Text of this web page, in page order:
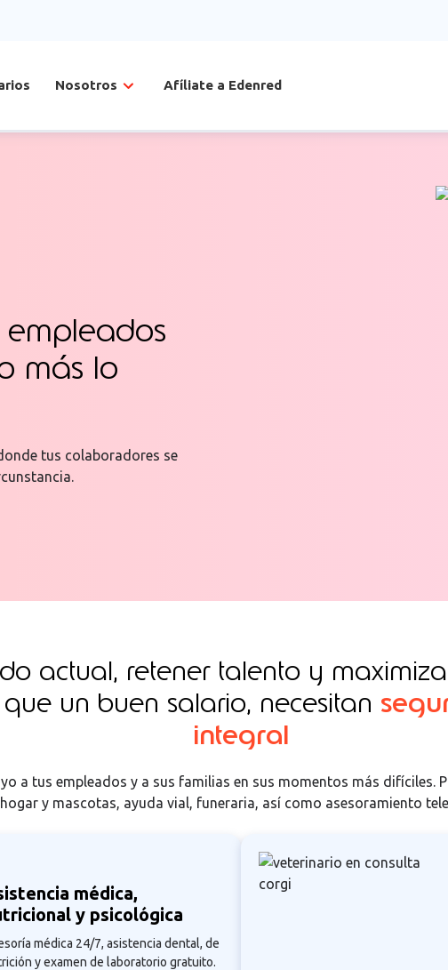
Nosotros Afíliate a Edenred
empleados
más lo
tus colaboradores se
actual, retener talento y
un buen salario, necesitan
integral
a tus empleados y a sus familias en sus momentos más difíciles.
y mascotas, ayuda vial, funeraria, así como asesoramiento
médica,
y psicológica
médica 24/7, asistencia dental, de
y examen de laboratorio gratuito.